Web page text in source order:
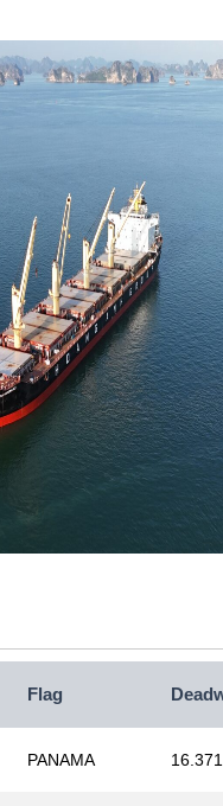
Flag
PANAMA 16.371